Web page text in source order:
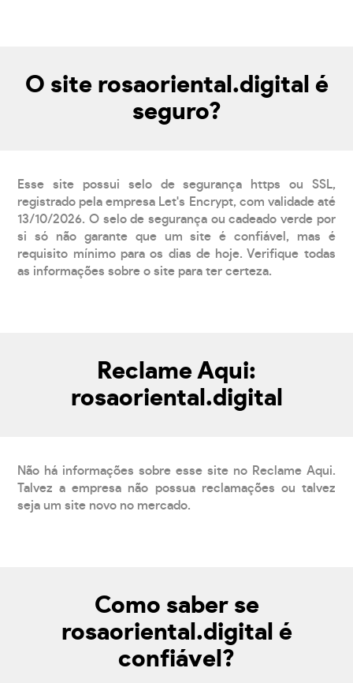
O site rosaoriental.digital é
seguro?
Esse site possui selo de segurança https ou SSL,
registrado pela empresa Let's Encrypt, com validade até
13/10/2026. O selo de segurança ou cadeado verde por
si só não garante que um site é confiável, mas é
requisito mínimo para os dias de hoje. Verifique todas
as informações sobre o site para ter certeza.
Reclame Aqui:
rosaoriental.digital
Não há informações sobre esse site no Reclame Aqui.
Talvez a empresa não possua reclamações ou talvez
seja um site novo no mercado.
Como saber se
rosaoriental.digital é
confiável?